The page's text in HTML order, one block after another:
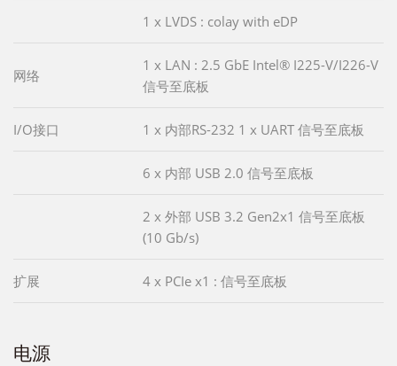
1 x LVDS : colay with eDP
网络
1 x LAN : 2.5 GbE Intel® I225-V/I226-V
信号至底板
I/O接口 1 x 内部RS-232 1 x UART 信号至底板
6 x 内部 USB 2.0 信号至底板
2 x 外部 USB 3.2 Gen2x1 信号至底板
(10 Gb/s)
扩展 4 x PCIe x1 : 信号至底板
电源